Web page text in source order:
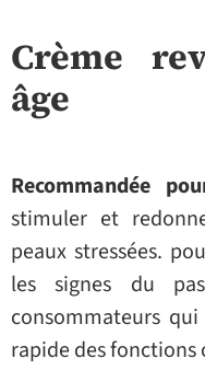
Crème
âge
Recommandée
stimuler et
peaux stressées.
les signes du
consommateurs
rapide des fonctions